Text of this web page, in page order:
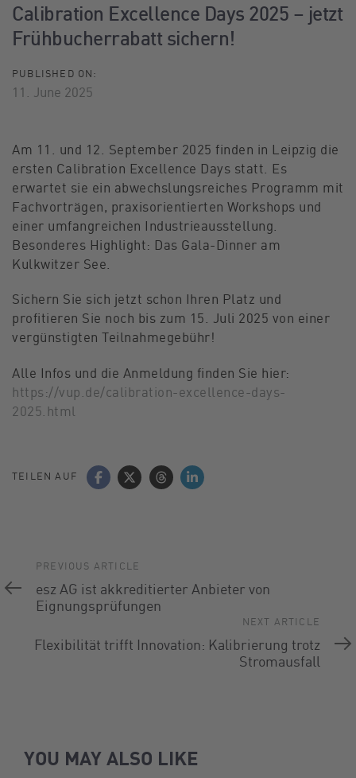
Calibration Excellence Days 2025 – jetzt
Frühbucherrabatt sichern!
PUBLISHED ON:
11. June 2025
Am 11. und 12. September 2025 finden in Leipzig die
ersten Calibration Excellence Days statt. Es
erwartet sie ein abwechslungsreiches Programm mit
Fachvorträgen, praxisorientierten Workshops und
einer umfangreichen Industrieausstellung.
Besonderes Highlight: Das Gala-Dinner am
Kulkwitzer See.
Sichern Sie sich jetzt schon Ihren Platz und
profitieren Sie noch bis zum 15. Juli 2025 von einer
vergünstigten Teilnahmegebühr!
Alle Infos und die Anmeldung finden Sie hier:
https://vup.de/calibration-excellence-days-
2025.html
TEILEN AUF
Previous
Article
PREVIOUS ARTICLE
esz AG ist akkreditierter Anbieter von
Eignungsprüfungen
Article
NEXT ARTICLE
Flexibilität trifft Innovation: Kalibrierung trotz
Stromausfall
YOU MAY ALSO LIKE